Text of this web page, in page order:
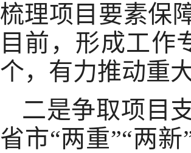
梳理项目要素保
目前，形成工作
个，有力推动重
二是争取项目
省市“两重”“两